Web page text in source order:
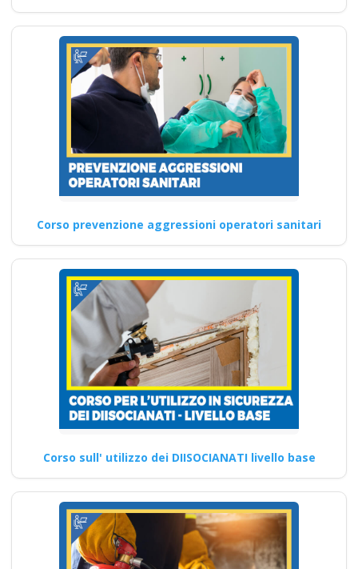
Corso prevenzione aggressioni operatori sanitari
Corso sull' utilizzo dei DIISOCIANATI livello base